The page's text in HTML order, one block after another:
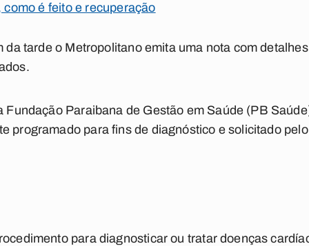
como é feito e recuperação
da tarde o Metropolitano emita uma nota com
Fundação Paraibana de Gestão em Saúde (PB
programado para fins de diagnóstico e solicitado
para diagnosticar ou tratar doenças